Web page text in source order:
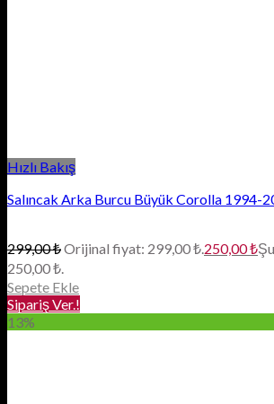
Hızlı Bakış
Salıncak Arka Burcu Büyük Corolla 1994-
299,00₺Orijinal fiyat: 299,00 ₺. 250,00₺
250,00 ₺.
Sepete Ekle
Sipariş Ver.!
13%